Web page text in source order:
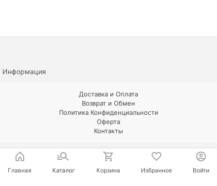
Информация
Доставка и Оплата
Возврат и Обмен
Политика Конфиденциальности
Оферта
Контакты
Главная Каталог Корзина Избранное Войти